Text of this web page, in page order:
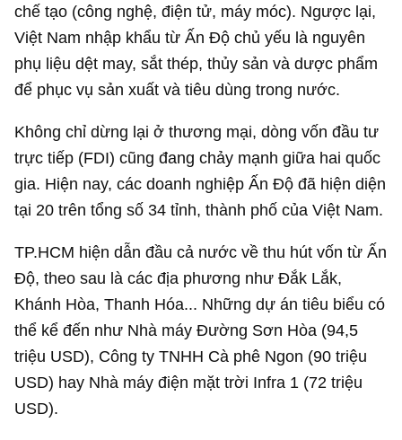
chế tạo (công nghệ, điện tử, máy móc). Ngược lại,
Việt Nam nhập khẩu từ Ấn Độ chủ yếu là nguyên
phụ liệu dệt may, sắt thép, thủy sản và dược phẩm
để phục vụ sản xuất và tiêu dùng trong nước.
Không chỉ dừng lại ở thương mại, dòng vốn đầu tư
trực tiếp (FDI) cũng đang chảy mạnh giữa hai quốc
gia. Hiện nay, các doanh nghiệp Ấn Độ đã hiện diện
tại 20 trên tổng số 34 tỉnh, thành phố của Việt Nam.
TP.HCM hiện dẫn đầu cả nước về thu hút vốn từ Ấn
Độ, theo sau là các địa phương như Đắk Lắk,
Khánh Hòa, Thanh Hóa... Những dự án tiêu biểu có
thể kể đến như Nhà máy Đường Sơn Hòa (94,5
triệu USD), Công ty TNHH Cà phê Ngon (90 triệu
USD) hay Nhà máy điện mặt trời Infra 1 (72 triệu
USD).